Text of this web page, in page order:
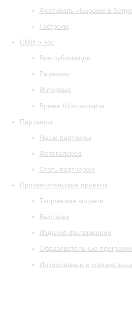
Фестиваль «Барокко в
Гастроли
СМИ о нас
Все публикации
Рецензии
Интервью
Время Шостаковича
Партнеры
Наши партнеры
Фотогалерея
Стать партнером
Просветительские проекты
Творческие встречи
Выставки
Издания филармонии
Образовательные
Инклюзивные и